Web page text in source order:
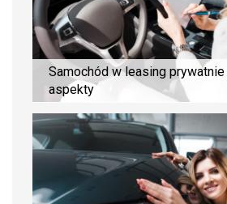
Samochód w leasing
aspekty